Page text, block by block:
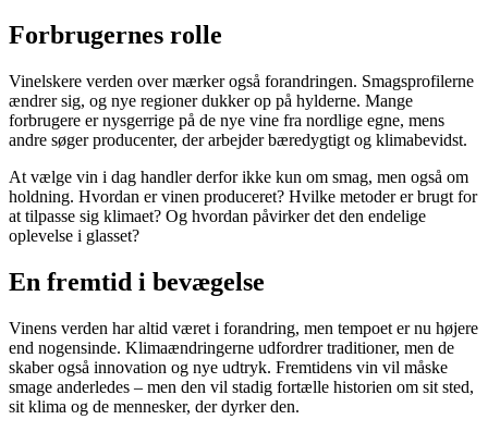
Forbrugernes rolle
Vinelskere verden over mærker også forandringen. Smagsprofilerne
ændrer sig, og nye regioner dukker op på hylderne. Mange
forbrugere er nysgerrige på de nye vine fra nordlige egne, mens
andre søger producenter, der arbejder bæredygtigt og klimabevidst.
At vælge vin i dag handler derfor ikke kun om smag, men også om
holdning. Hvordan er vinen produceret? Hvilke metoder er brugt for
at tilpasse sig klimaet? Og hvordan påvirker det den endelige
oplevelse i glasset?
En fremtid i bevægelse
Vinens verden har altid været i forandring, men tempoet er nu højere
end nogensinde. Klimaændringerne udfordrer traditioner, men de
skaber også innovation og nye udtryk. Fremtidens vin vil måske
smage anderledes – men den vil stadig fortælle historien om sit sted,
sit klima og de mennesker, der dyrker den.